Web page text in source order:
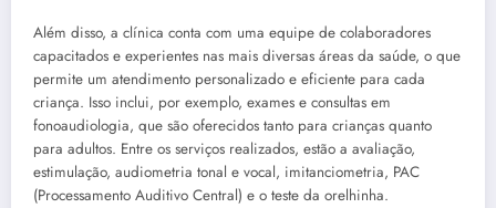
Além disso, a clínica conta com uma equipe de colaboradores
capacitados e experientes nas mais diversas áreas da saúde, o que
permite um atendimento personalizado e eficiente para cada
criança. Isso inclui, por exemplo, exames e consultas em
fonoaudiologia, que são oferecidos tanto para crianças quanto
para adultos. Entre os serviços realizados, estão a avaliação,
estimulação, audiometria tonal e vocal, imitanciometria, PAC
(Processamento Auditivo Central) e o teste da orelhinha.